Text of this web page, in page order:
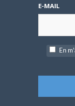
2008 À 19 H 18 MIN
2 défaites
E-MAIL
En